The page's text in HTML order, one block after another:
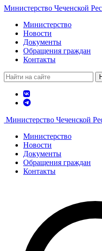
Министерство Чеченской
Министерство
Новости
Документы
Обращения граждан
Контакты
Министерство Чеченской
Министерство
Новости
Документы
Обращения граждан
Контакты